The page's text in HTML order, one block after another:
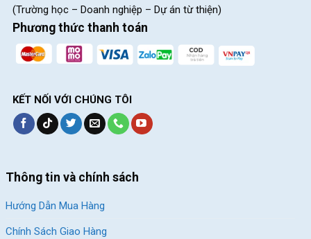
(Trường học – Doanh nghiệp – Dự án từ thiện)
Phương thức thanh toán
KẾT NỐI VỚI CHÚNG TÔI
Thông tin và chính sách
Hướng Dẫn Mua Hàng
Chính Sách Giao Hàng